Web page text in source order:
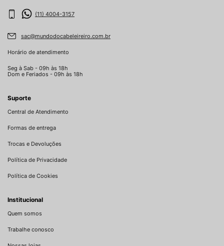
(11) 4004-3157
sac@mundodocabeleireiro.com.br
Horário de atendimento
Seg à Sab - 09h às 18h
Dom e Feriados - 09h às 18h
Suporte
Central de Atendimento
Formas de entrega
Trocas e Devoluções
Política de Privacidade
Política de Cookies
Institucional
Quem somos
Trabalhe conosco